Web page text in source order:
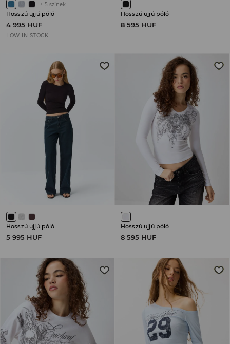
+ 5 színek
Hosszú ujjú póló
4 995 HUF
LOW IN STOCK
Hosszú ujjú póló
8 595 HUF
Hosszú ujjú póló
5 995 HUF
Hosszú ujjú póló
8 595 HUF